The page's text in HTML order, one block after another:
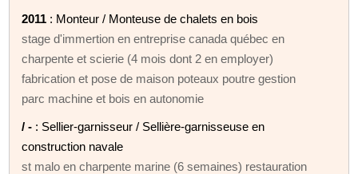
2011 : Monteur / Monteuse de chalets en bois
stage d'immertion en entreprise canada québec en
charpente et scierie (4 mois dont 2 en employer)
fabrication et pose de maison poteaux poutre gestion
parc machine et bois en autonomie
/ - : Sellier-garnisseur / Sellière-garnisseuse en
construction navale
st malo en charpente marine (6 semaines) restauration